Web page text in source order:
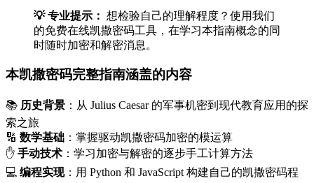
💡 专业提示： 想检验自己的理解程度？使用我们
的免费在线凯撒密码工具，在学习本指南概念的同
时随时加密和解密消息。
本凯撒密码完整指南涵盖的内容
📚 历史背景 ：从 Julius Caesar 的军事机密到现代教育应用的探
索之旅
🔢 数学基础 ：掌握驱动凯撒密码加密的模运算
✋ 手动技术 ：学习加密与解密的逐步手工计算方法
💻 编程实现：用 Python 和 JavaScript 构建自己的凯撒密码程